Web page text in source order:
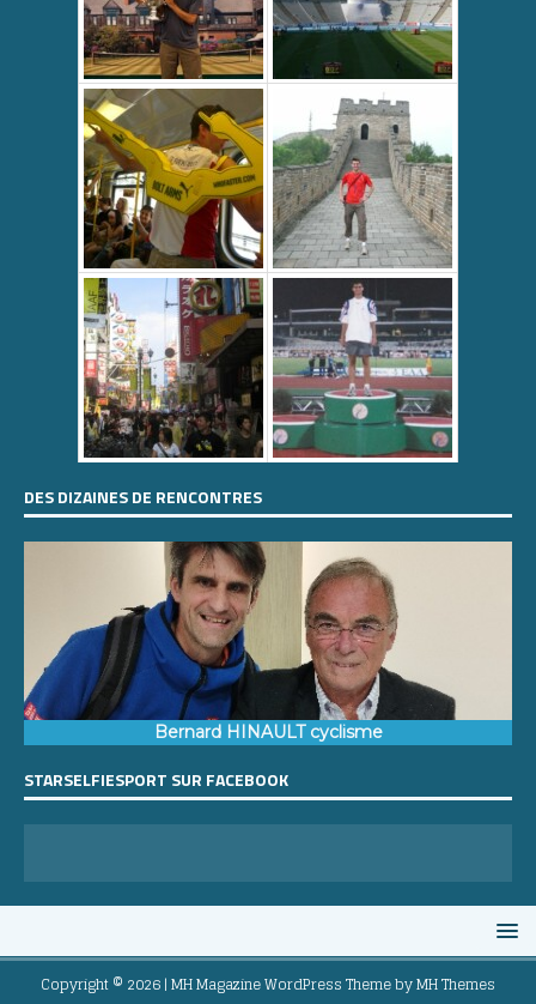
DES DIZAINES DE RENCONTRES
Bernard HINAULT cyclisme
STARSELFIESPORT SUR FACEBOOK
Copyright © 2026 | MH Magazine WordPress Theme byMH Themes